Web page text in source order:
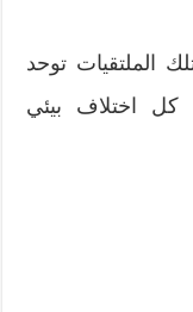
الملتقيات توحد
كل اختلاف بيئي